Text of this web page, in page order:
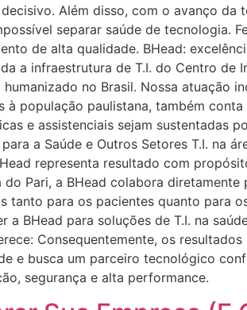
Além disso, com o avanço da
separar saúde de tecnologia.
de alta qualidade. BHead:
a infraestrutura de T.I. do Centro de
no Brasil. Nossa atuação
à população paulistana, também
e assistenciais sejam sustentadas
a Saúde e Outros Setores T.I. na
representa resultado com
Pari, a BHead colabora diretamente
para os pacientes quanto para
BHead para soluções de T.I. na
Consequentemente, os
e busca um parceiro tecnológico
segurança e alta performance.